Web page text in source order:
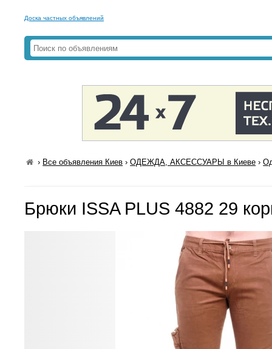
Доска частных объявлений
› Все объявления Киев ›ОДЕЖДА, АКСЕССУАРЫ в Киеве ›
Брюки ISSA PLUS 4882 29